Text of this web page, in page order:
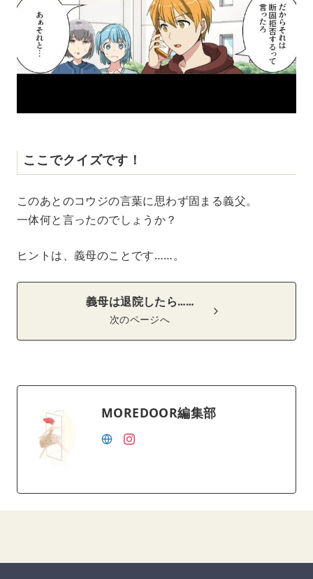
ここでクイズです！
このあとのコウジの言葉に思わず固まる義父。
一体何と言ったのでしょうか？
ヒントは、義母のことです……。
義母は退院したら……
次のページへ
MOREDOOR編集部